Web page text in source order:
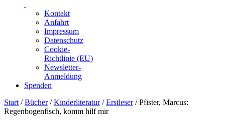
Kontakt
Anfahrt
Impressum
Datenschutz
Cookie-
Richtlinie (EU)
Newsletter-
Anmeldung
Spenden
Skip
to
Start /Bücher/Kinderliteratur/Erstleser/ Pfister, Marcus:
Regenbogenfisch, komm hilf mir